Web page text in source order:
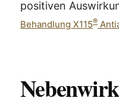
positiven
Behandlung X115®